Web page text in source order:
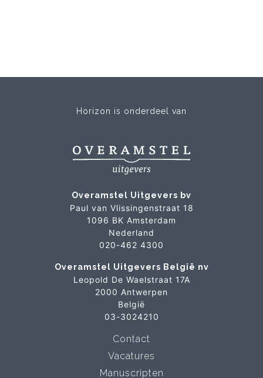
Horizon is onderdeel van
Overamstel Uitgevers bv
Paul van Vlissingenstraat 18
1096 BK Amsterdam
Nederland
020-462 4300
Overamstel Uitgevers België nv
Leopold De Waelstraat 17A
2000 Antwerpen
België
03-3024210
Contact
Vacatures
Manuscripten